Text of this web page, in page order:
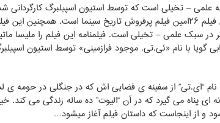
علمی – تخیلی است که توسط استیون اسپیلبرگ کارگردانی
۱۹۸۲ میلادی بر پرده سینماها رفته‌است. این فیلم ۲۶امین فیلم پرفروش تاریخ سینما است. همچنین
فیلم آمریکا یکی از ۱۰ فیلم برتر در سبک علمی – تخیلی است. فیلمنامه این فیلم را
گویا با نام «ئی.تی. موجود فرازمینی» توسط استیون
نام “ای.تی” از سفینه ی فضایی اش که در جنگلی در حومه
پناه می گیرد که در آن “الیوت” ده ساله زندگی می کند.
و از اینجاست که داستان فیلم آغاز میشود…